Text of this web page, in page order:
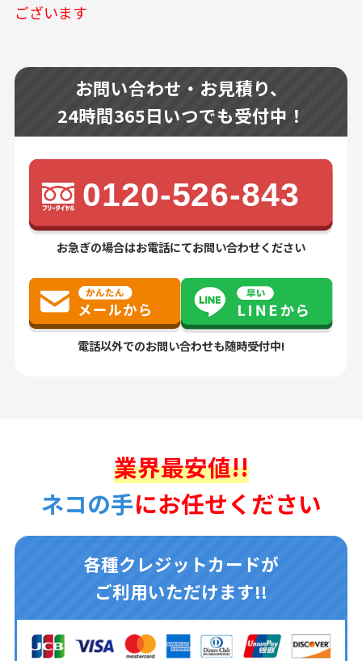
ございます
お問い合わせ・お見積り、
24時間365日いつでも受付中！
0120-526-843
お急ぎの場合はお電話にてお問い合わせください
電話以外でのお問い合わせも随時受付中!
業界最安値!!
ネコの手にお任せください
各種クレジットカードが
ご利用いただけます!!